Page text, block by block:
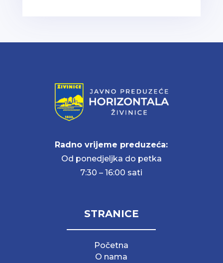
Radno vrijeme preduzeća:
Od ponedjeljka do petka
7:30 – 16:00 sati
STRANICE
Početna
O nama